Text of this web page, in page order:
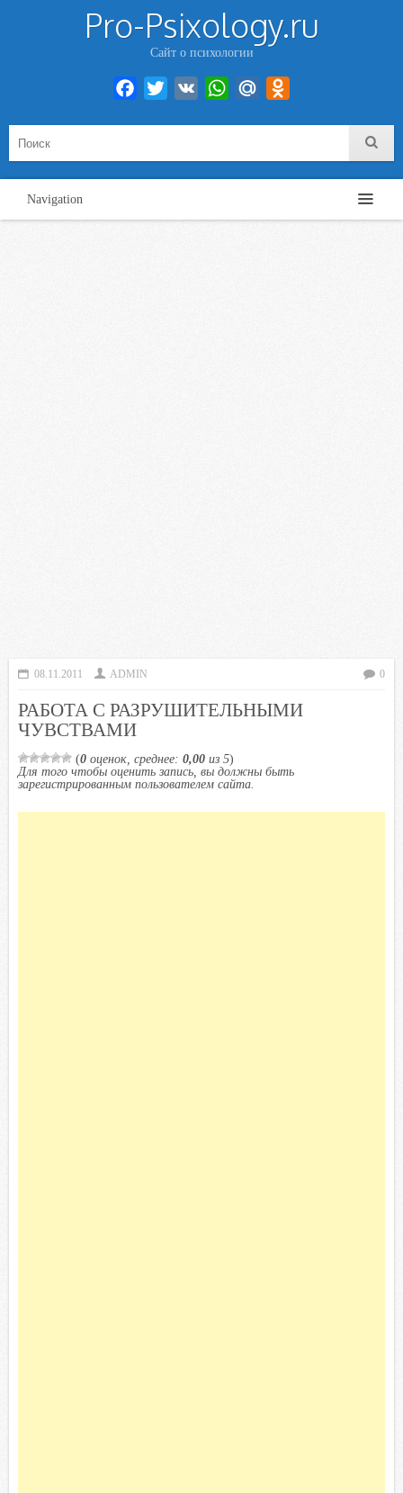
Pro-Psixology.ru
Сайт о психологии
Facebook
Twitter VK WhatsAppMail.Ru
Navigation
08.11.2011 ADMIN 0
РАБОТА С РАЗРУШИТЕЛЬНЫМИ
ЧУВСТВАМИ
(0 оценок, среднее: 0,00 из 5)
Для того чтобы оценить запись, вы должны быть
зарегистрированным пользователем сайта.